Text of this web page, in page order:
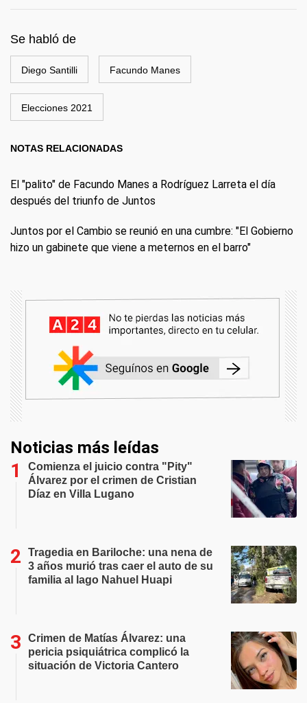
Se habló de
Diego Santilli Facundo Manes
Elecciones 2021
NOTAS RELACIONADAS
El "palito" de Facundo Manes a Rodríguez Larreta el día
después del triunfo de Juntos
Juntos por el Cambio se reunió en una cumbre: "El Gobierno
hizo un gabinete que viene a meternos en el barro"
Noticias más leídas
Comienza el juicio contra "Pity"
Álvarez por el crimen de Cristian
Díaz en Villa Lugano
Tragedia en Bariloche: una nena de
3 años murió tras caer el auto de su
familia al lago Nahuel Huapi
Crimen de Matías Álvarez: una
pericia psiquiátrica complicó la
situación de Victoria Cantero